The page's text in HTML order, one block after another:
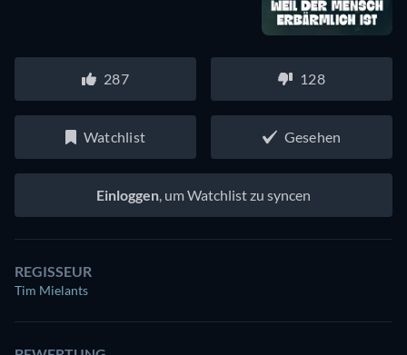
287 128
Watchlist Gesehen
Einloggen, um Watchlist zu syncen
REGISSEUR
Tim Mielants